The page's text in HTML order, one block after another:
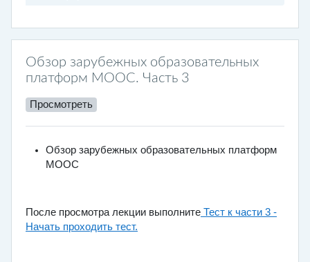
Обзор зарубежных образовательных
платформ MOOC. Часть 3
Просмотреть
Обзор зарубежных образовательных платформ
MOOC
После просмотра лекции выполните Тест к части 3 -
Начать проходить тест.